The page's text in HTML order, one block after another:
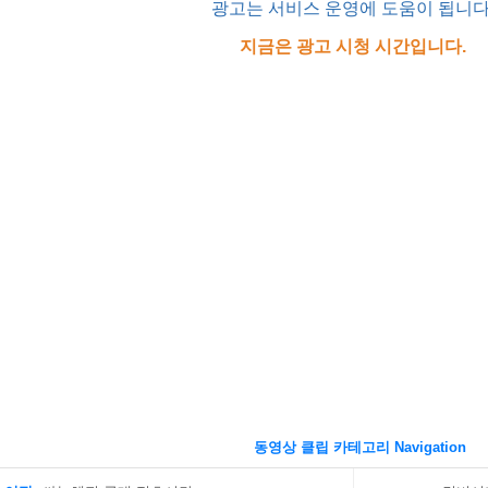
광고는 서비스 운영에 도움이 됩니
지금은 광고 시청 시간입니다.
동영상 클립 카테고리 Navigation